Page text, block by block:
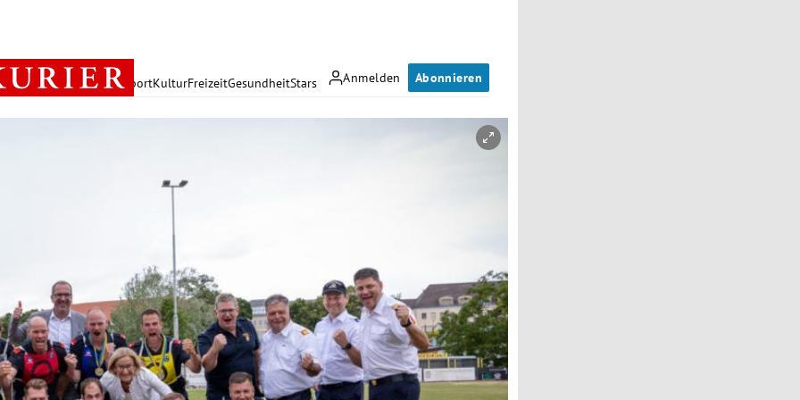
Anmelden Abonnieren
PolitikWirtschaft SportKulturFreizeitGesundheitStars